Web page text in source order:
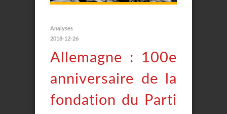
Analyses
2018-12-26
Allemagne : 100e
anniversaire de la
fondation du Parti